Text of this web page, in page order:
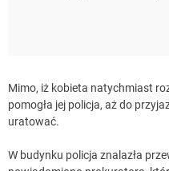
Mimo, iż kobieta natychmiast
pomogła jej policja, aż do
uratować.
W budynku policja znalazła